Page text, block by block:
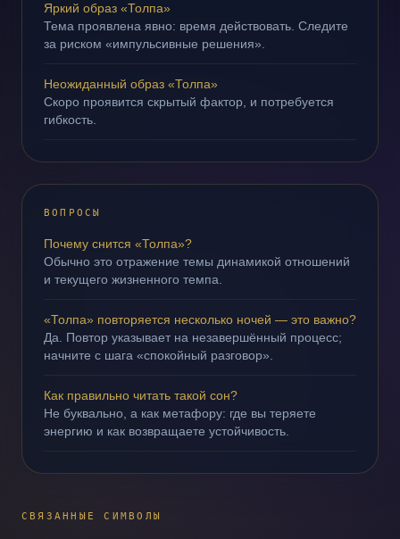
Яркий образ «Толпа»
Тема проявлена явно: время действовать. Следите
за риском «импульсивные решения».
Неожиданный образ «Толпа»
Скоро проявится скрытый фактор, и потребуется
гибкость.
ВОПРОСЫ
Почему снится «Толпа»?
Обычно это отражение темы динамикой отношений
и текущего жизненного темпа.
«Толпа» повторяется несколько ночей — это важно?
Да. Повтор указывает на незавершённый процесс;
начните с шага «спокойный разговор».
Как правильно читать такой сон?
Не буквально, а как метафору: где вы теряете
энергию и как возвращаете устойчивость.
СВЯЗАННЫЕ СИМВОЛЫ